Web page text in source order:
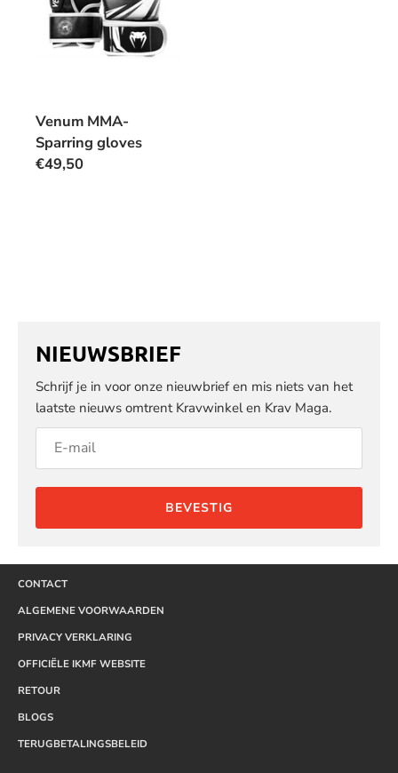
Venum MMA-
Sparring gloves
€49,50
NIEUWSBRIEF
Schrijf je in voor onze nieuwbrief en mis niets van het
laatste nieuws omtrent Kravwinkel en Krav Maga.
BEVESTIG
CONTACT
ALGEMENE VOORWAARDEN
PRIVACY VERKLARING
OFFICIËLE IKMF WEBSITE
RETOUR
BLOGS
TERUGBETALINGSBELEID